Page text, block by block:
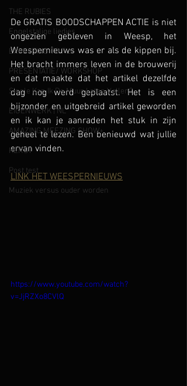
THE RUBIES
Engelstalige liedjes
EXPECTING TO FLY
PRESENTATIE/ WORKSHOP
Single Kan Ik De Muur Laten Vallen?
EIGENWERK | NL
AMAZING MEEZING SHOW+
KERST
Post test
Muziek versus ouder worden
De GRATIS BOODSCHAPPEN ACTIE is niet
ongezien gebleven in Weesp, het
Weespernieuws was er als de kippen bij.
Het bracht immers leven in de brouwerij
en dat maakte dat het artikel dezelfde
dag nog werd geplaatst. Het is een
bijzonder en uitgebreid artikel geworden
en ik kan je aanraden het stuk in zijn
geheel te lezen. Ben benieuwd wat jullie
ervan vinden.
LINK HET WEESPERNIEUWS
https://www.youtube.com/watch?
v=JjRZXo8CVlQ